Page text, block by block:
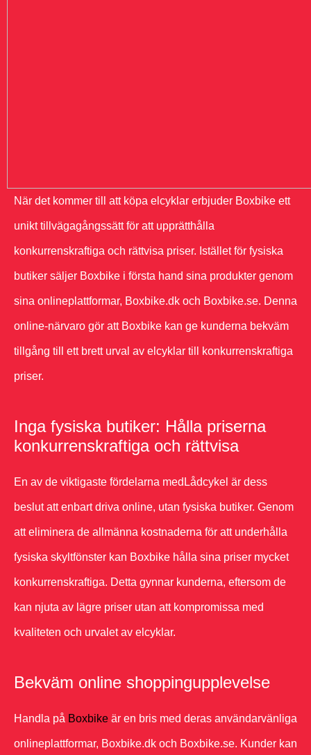
När det kommer till att köpa elcyklar erbjuder Boxbike ett
unikt tillvägagångssätt för att upprätthålla
konkurrenskraftiga och rättvisa priser. Istället för fysiska
butiker säljer Boxbike i första hand sina produkter genom
sina onlineplattformar, Boxbike.dk och Boxbike.se. Denna
online-närvaro gör att Boxbike kan ge kunderna bekväm
tillgång till ett brett urval av elcyklar till konkurrenskraftiga
priser.
Inga fysiska butiker: Hålla priserna
konkurrenskraftiga och rättvisa
En av de viktigaste fördelarna medLådcykel är dess
beslut att enbart driva online, utan fysiska butiker. Genom
att eliminera de allmänna kostnaderna för att underhålla
fysiska skyltfönster kan Boxbike hålla sina priser mycket
konkurrenskraftiga. Detta gynnar kunderna, eftersom de
kan njuta av lägre priser utan att kompromissa med
kvaliteten och urvalet av elcyklar.
Bekväm online shoppingupplevelse
Handla på Boxbike är en bris med deras användarvänliga
onlineplattformar, Boxbike.dk och Boxbike.se. Kunder kan